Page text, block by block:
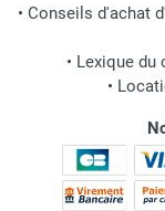
• Conseils d'achat
• Lexique du
•